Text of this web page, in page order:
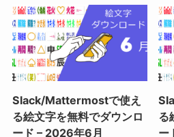
Slack/Mattermostで使え
る絵文字を無料でダウンロ
ード – 2026年6月
る
ー